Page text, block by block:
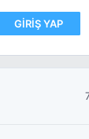
GIRIŞ YAP